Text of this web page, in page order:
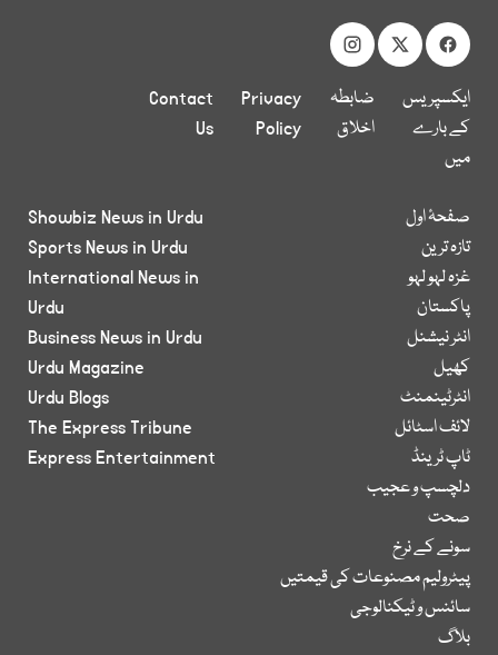
ایکسپریس
کے بارے
میں
ضابطہ
اخلاق
Privacy
Policy
Contact
Us
صفحۂ اول
تازہ ترین
غزہ لہو لہو
پاکستان
انٹر نیشنل
کھیل
انٹرٹینمنٹ
لائف اسٹائل
ٹاپ ٹرینڈ
دلچسپ و عجیب
صحت
سونے کے نرخ
پیٹرولیم مصنوعات کی قیمتیں
سائنس و ٹیکنالوجی
بلاگ
Showbiz News in Urdu
Sports News in Urdu
International News in
Urdu
Business News in Urdu
Urdu Magazine
Urdu Blogs
The Express Tribune
Express Entertainment